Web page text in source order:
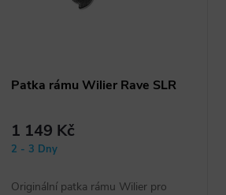
Patka rámu Wilier Rave SLR
1 149 Kč
2 - 3 Dny
Originální patka rámu Wilier pro